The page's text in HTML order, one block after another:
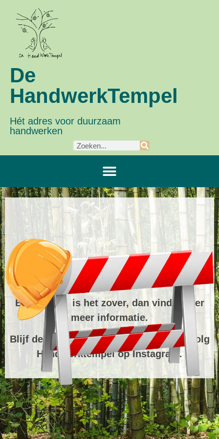
De
HandwerkTempel
Hét adres voor duurzaam
handwerken
Binnenkort is het zover, dan vind je hier
meer informatie.
Blijf de website in de gaten houden of volg
Handwerktempel op Instagram.